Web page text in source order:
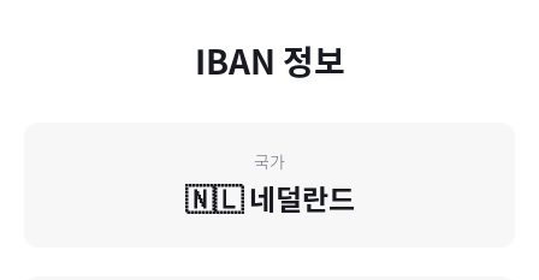
IBAN 정보
국가
🇳🇱 네덜란드